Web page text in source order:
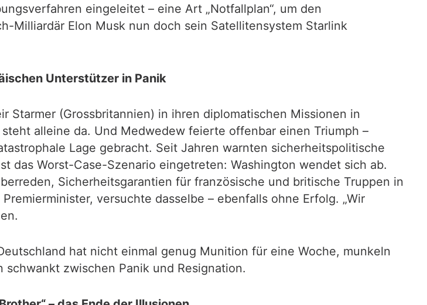
eingeleitet – eine Art „Notfallplan“, um den
Milliardär Elon Musk nun doch sein Satellitensystem Starlink
Unterstützer in Panik
Starmer (Grossbritannien) in ihren diplomatischen Missionen in
alleine da. Und Medwedew feierte offenbar einen Triumph –
Lage gebracht. Seit Jahren warnten sicherheitspolitische
das Worst-Case-Szenario eingetreten: Washington wendet sich ab.
Sicherheitsgarantien für französische und britische Truppen in
versuchte dasselbe – ebenfalls ohne Erfolg. „Wir
hat nicht einmal genug Munition für eine Woche, munkeln
zwischen Panik und Resignation.